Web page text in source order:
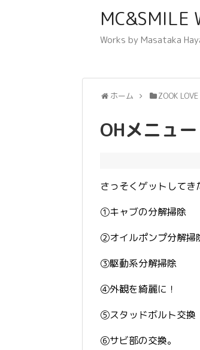
MC&SMILE
Works by Masataka
ホーム ZOOK LOVE
OHメニュー
さっそくゲットして
①キャブの分解掃除
②オイルポンプ分解掃
③駆動系分解掃除
④外観を綺麗に！
⑤スタッドボルト交換
⑥サビ部の交換。